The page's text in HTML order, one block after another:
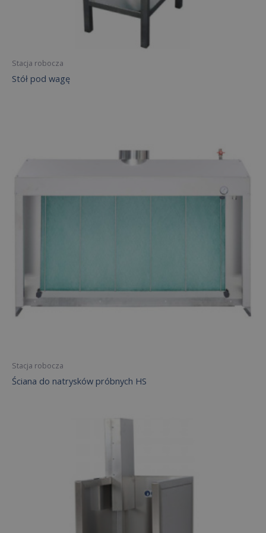
Stacja robocza
Stół pod wagę
Stacja robocza
Ściana do natrysków próbnych HS